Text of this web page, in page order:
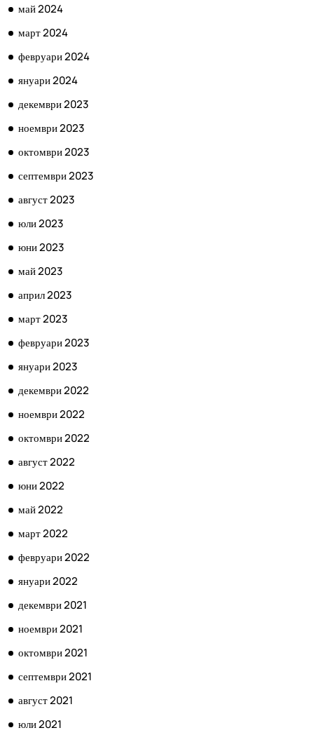
май 2024
март 2024
февруари 2024
януари 2024
декември 2023
ноември 2023
октомври 2023
септември 2023
август 2023
юли 2023
юни 2023
май 2023
април 2023
март 2023
февруари 2023
януари 2023
декември 2022
ноември 2022
октомври 2022
август 2022
юни 2022
май 2022
март 2022
февруари 2022
януари 2022
декември 2021
ноември 2021
октомври 2021
септември 2021
август 2021
юли 2021